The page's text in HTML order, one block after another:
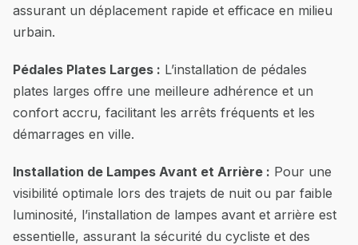
assurant un déplacement rapide et efficace en milieu
urbain.
Pédales Plates Larges : L’installation de pédales
plates larges offre une meilleure adhérence et un
confort accru, facilitant les arrêts fréquents et les
démarrages en ville.
Installation de Lampes Avant et Arrière : Pour une
visibilité optimale lors des trajets de nuit ou par faible
luminosité, l’installation de lampes avant et arrière est
essentielle, assurant la sécurité du cycliste et des